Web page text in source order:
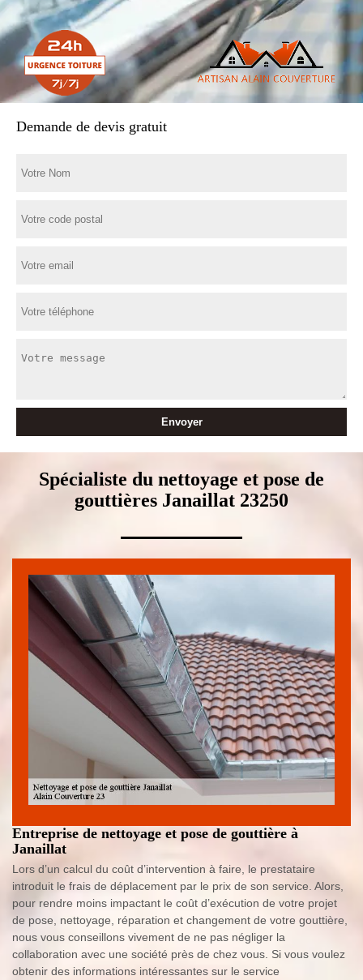
Demande de devis gratuit
Spécialiste du nettoyage et pose de
gouttières Janaillat 23250
Entreprise de nettoyage et pose de gouttière à
Janaillat
Lors d’un calcul du coût d’intervention à faire, le prestataire
introduit le frais de déplacement par le prix de son service. Alors,
pour rendre moins impactant le coût d’exécution de votre projet
de pose, nettoyage, réparation et changement de votre gouttière,
nous vous conseillons vivement de ne pas négliger la
collaboration avec une société près de chez vous. Si vous voulez
obtenir des informations intéressantes sur le service